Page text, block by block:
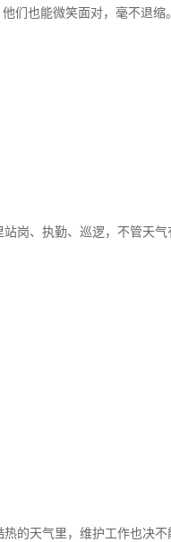
们也能微笑面对，毫不退缩。
岗、执勤、巡逻，不管天
的天气里，维护工作也决不